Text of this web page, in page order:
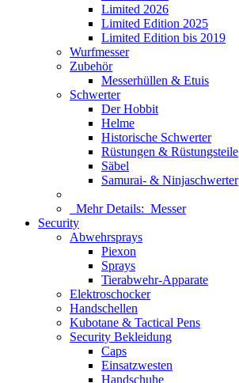
Limited 2026
Limited Edition 2025
Limited Edition bis 2019
Wurfmesser
Zubehör
Messerhüllen & Etuis
Schwerter
Der Hobbit
Helme
Historische Schwerter
Rüstungen & Rüstungsteile
Säbel
Samurai- & Ninjaschwerter
Mehr Details: Messer
Security
Abwehrsprays
Piexon
Sprays
Tierabwehr-Apparate
Elektroschocker
Handschellen
Kubotane & Tactical Pens
Security Bekleidung
Caps
Einsatzwesten
Handschuhe